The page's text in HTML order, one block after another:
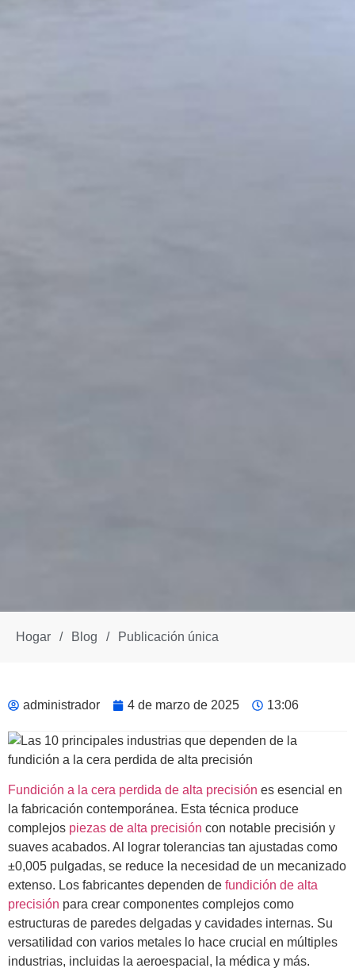
Hogar / Blog / Publicación única
administrador 4 de marzo de 2025 13:06
Fundición a la cera perdida de alta precisión es esencial en
la fabricación contemporánea. Esta técnica produce
complejos piezas de alta precisión con notable precisión y
suaves acabados. Al lograr tolerancias tan ajustadas como
±0,005 pulgadas, se reduce la necesidad de un mecanizado
extenso. Los fabricantes dependen de fundición de alta
precisión para crear componentes complejos como
estructuras de paredes delgadas y cavidades internas. Su
versatilidad con varios metales lo hace crucial en múltiples
industrias, incluidas la aeroespacial, la médica y más.